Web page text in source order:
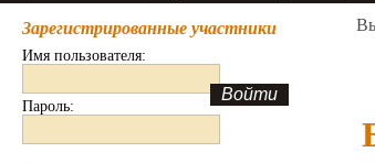
Зарегистрированные участники
Имя пользователя:
Пароль: